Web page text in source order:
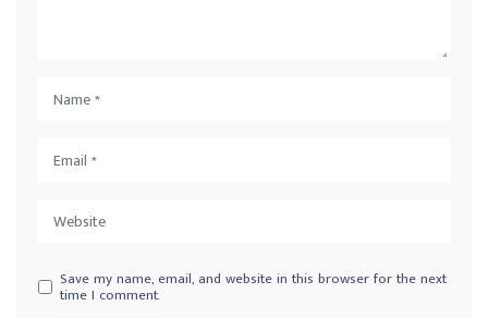
Save my name, email, and website in this browser for the next
time I comment.